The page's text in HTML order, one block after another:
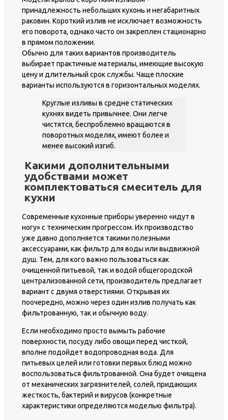
принадлежность небольших кухонь и негабаритных
раковин. Короткий излив не исключает возможность
его поворота, однако часто он закреплен стационарно
в прямом положении.
Обычно для таких вариантов производитель
выбирает практичные материалы, имеющие высокую
цену и длительный срок службы. Чаще плоские
варианты используются в горизонтальных моделях.
Круглые изливы в средне статических
кухнях видеть привычнее. Они легче
чистятся, беспроблемно вращаются в
поворотных моделях, имеют более и
менее высокий изгиб.
Какими дополнительными
удобствами может
комплектоваться смеситель для
кухни
Современные кухонные приборы уверенно «идут в
ногу» с техническим прогрессом. Их производство
уже давно дополняется такими полезными
аксессуарами, как фильтр для воды или выдвижной
душ. Тем, для кого важно пользоваться как
очищенной питьевой, так и водой общегородской
централизованной сети, производитель предлагает
вариант с двумя отверстиями. Открывая их
поочередно, можно через один излив получать как
фильтрованную, так и обычную воду.
Если необходимо просто вымыть рабочие
поверхности, посуду либо овощи перед чисткой,
вполне подойдет водопроводная вода. Для
питьевых целей или готовки первых блюд можно
воспользоваться фильтрованной. Она будет очищена
от механических загрязнителей, солей, придающих
жесткость, бактерий и вирусов (конкретные
характеристики определяются моделью фильтра).